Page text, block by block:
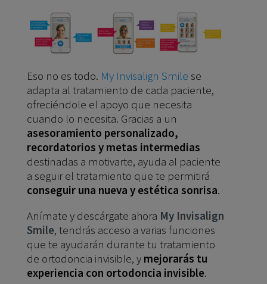
Eso no es todo. My Invisalign Smile se
adapta al tratamiento de cada paciente,
ofreciéndole el apoyo que necesita
cuando lo necesita. Gracias a un
asesoramiento personalizado,
recordatorios y metas intermedias
destinadas a motivarte, ayuda al paciente
a seguir el tratamiento que te permitirá
conseguir una nueva y estética sonrisa.
Anímate y descárgate ahora My Invisalign
Smile, tendrás acceso a varias funciones
que te ayudarán durante tu tratamiento
de ortodoncia invisible, y mejorarás tu
experiencia con ortodoncia invisible.